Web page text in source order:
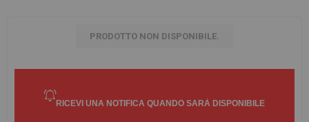
PRODOTTO NON DISPONIBILE.